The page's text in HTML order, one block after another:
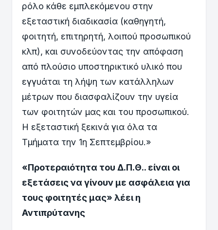
ρόλο κάθε εμπλεκόμενου στην
εξεταστική διαδικασία (καθηγητή,
φοιτητή, επιτηρητή, λοιπού προσωπικού
κλπ), και συνοδεύοντας την απόφαση
από πλούσιο υποστηρικτικό υλικό που
εγγυάται τη λήψη των κατάλληλων
μέτρων που διασφαλίζουν την υγεία
των φοιτητών μας και του προσωπικού.
Η εξεταστική ξεκινά για όλα τα
Τμήματα την 1η Σεπτεμβρίου.»
«Προτεραιότητα του Δ.Π.Θ.. είναι οι
εξετάσεις να γίνουν με ασφάλεια για
τους φοιτητές μας» λέει η
Αντιπρύτανης